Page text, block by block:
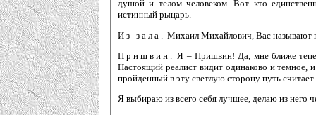
душой и телом человеком. Вот кто
истинный рыцарь.
Из зала.
Михаил Михайлович, Вас называют
Пришвин. Я – Пришвин! Да, мне ближе
Настоящий реалист видит одинаково и темное,
пройденный в эту светлую сторону путь
Я выбираю из всего себя лучшее, делаю из него